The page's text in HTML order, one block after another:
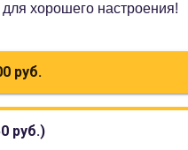
хорошего настроения!
руб.
руб.)